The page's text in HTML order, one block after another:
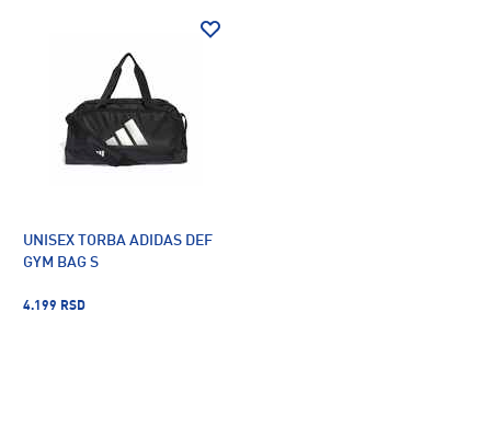
UNISEX TORBA ADIDAS DEF
GYM BAG S
4.199 RSD